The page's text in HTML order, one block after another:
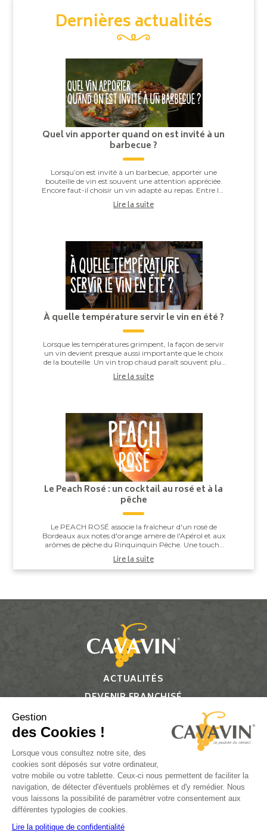
Dernières actualités
Quel vin apporter quand on est invité à un
barbecue ?
Lorsqu’on est invité à un barbecue, apporter une
bouteille de vin est souvent une attention appréciée.
Encore faut-il choisir un vin adapté au repas. Entre les
Lire la suite
À quelle température servir le vin en été ?
Lorsque les températures grimpent, la façon de servir
un vin devient presque aussi importante que le choix
de la bouteille. Un vin trop chaud paraît souvent plus
Lire la suite
Le Peach Rosé : un cocktail au rosé et à la
pêche
Le PEACH ROSÉ associe la fraîcheur d'un rosé de
Bordeaux aux notes d'orange amère de l'Apérol et aux
arômes de pêche du Rinquinquin Pêche. Une touche
Lire la suite
ACTUALITÉS
DEVENIR FRANCHISÉ
Suivez-nous
L’ABUS D’ALCOOL EST DANGEREUX POUR LA SANTÉ, À
Gestion
des Cookies !
Lorsque vous consultez notre site, des
cookies sont déposés sur votre ordinateur,
votre mobile ou votre tablette. Ceux-ci nous permettent de faciliter la
navigation, de détecter d'éventuels problèmes et d'y remédier. Nous
vous laissons la possibilité de paramétrer votre consentement aux
différentes typologies de cookies.
Lire la politique de confidentialité